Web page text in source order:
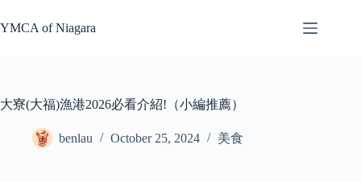
to
content
YMCA of Niagara
大寮(大福)漁港2026必看介紹!（小編推薦）
benlau October 25, 2024 美食